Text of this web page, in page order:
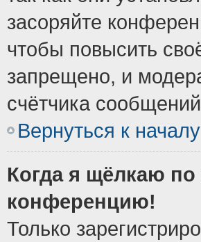
засоряйте
чтобы повысить
запрещено, и
счётчика
Вернуться к началу
Когда я щёлкаю
конференцию!
Только